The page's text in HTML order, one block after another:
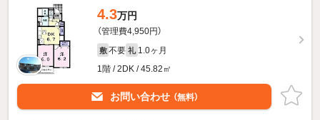
4.3万円
（管理費4,950円）
敷 不要 礼 1.0ヶ月
1階 / 2DK / 45.82㎡
お問い合わせ （無料）